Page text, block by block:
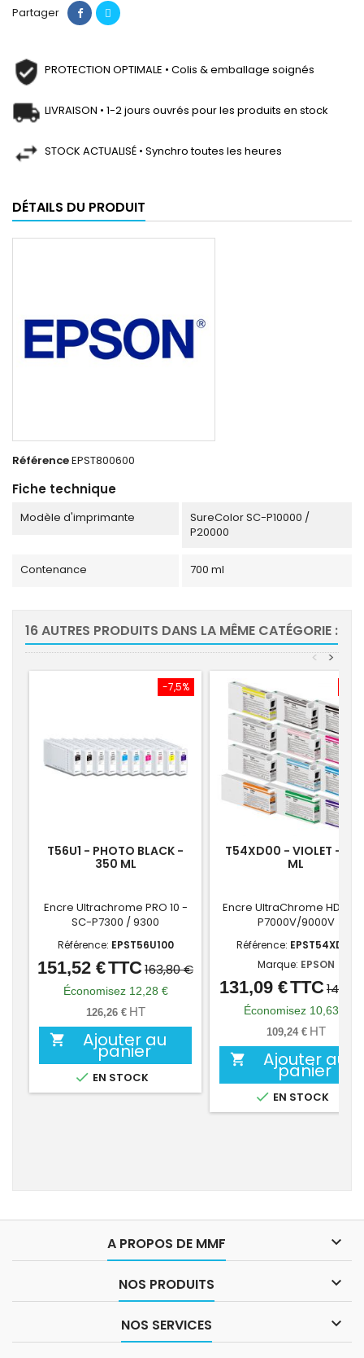
Partager
PROTECTION OPTIMALE • Colis & emballage soignés
LIVRAISON • 1-2 jours ouvrés pour les produits en stock
STOCK ACTUALISÉ • Synchro toutes les heures
DÉTAILS DU PRODUIT
RéférenceEPST800600
Fiche technique
Modèle d'imprimante
SureColor SC-P10000 /
P20000
Contenance 700 ml
16 AUTRES PRODUITS DANS LA MÊME CATÉGORIE :
>
<
-7,5%
T56U1 - PHOTO BLACK -
350 ML
Encre Ultrachrome PRO 10 -
SC-P7300 / 9300
Référence: EPST56U100
Prix
Prix
de
base
151,52 €TTC163,80 €
Économisez 12,28 €
126,26 € HT
 Ajouter au
panier
 EN STOCK
T54XD00 - VIOLET -
ML
Encre UltraChrome HDX
P7000V/9000V
Référence: EPST54XD00
Marque: EPSON
Prix
Prix
de
base
131,09 €TTC
Économisez 10,63 €
109,24 € HT
 Ajouter au
panier
 EN STOCK
A PROPOS DE MMF 
NOS PRODUITS 
NOS SERVICES 